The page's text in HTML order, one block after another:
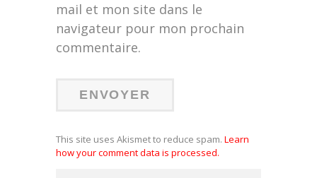
mail et mon site dans le
navigateur pour mon prochain
commentaire.
This site uses Akismet to reduce spam. Learn
how your comment data is processed.